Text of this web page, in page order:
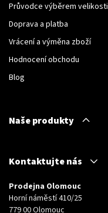
Průvodce výběrem velikosti
Doprava a platba
Vrácení a výměna zboží
Hodnocení obchodu
Blog
Naše produkty
Kontaktujte nás
Prodejna Olomouc
Horní náměstí 410/25
779 00 Olomouc